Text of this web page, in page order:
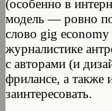
(особенно в
модель — ровно
слово gig
журналистике
с авторами (и
фрилансе, а также
заинтересовать.